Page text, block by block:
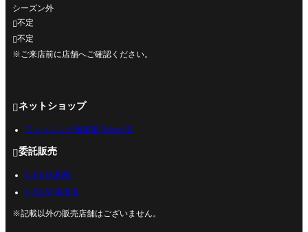
シーズン外
不定
不定
※ご来店前に店舗へご確認ください。
ネットショップ
フィッシング相模屋 Yahoo!店
委託販売
U-BASE相模
U-BASE海老名
※記載以外の販売店舗はございません。